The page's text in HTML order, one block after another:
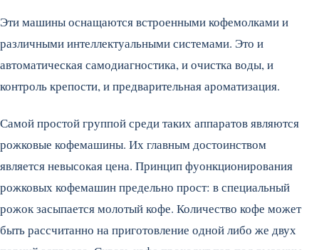
Эти машины оснащаются встроенными кофемолками и
различными интеллектуальными системами. Это и
автоматическая самодиагностика, и очистка воды, и
контроль крепости, и предварительная ароматизация.
Самой простой группой среди таких аппаратов являются
рожковые кофемашины. Их главным достоинством
является невысокая цена. Принцип фуонкционирования
рожковых кофемашин предельно прост: в специальный
рожок засыпается молотый кофе. Количество кофе может
быть рассчитанно на приготовление одной либо же двух